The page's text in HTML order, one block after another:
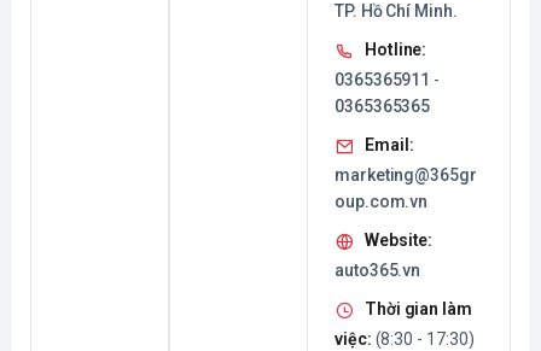
TP. Hồ Chí Minh.
Hotline:
0365365911 -
0365365365
Email:
marketing@365gr
oup.com.vn
Website:
auto365.vn
Thời gian làm
việc: (8:30 - 17:30)